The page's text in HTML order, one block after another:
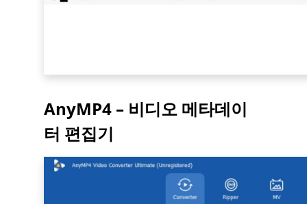
AnyMP4 – 비디오 메타데이
터 편집기